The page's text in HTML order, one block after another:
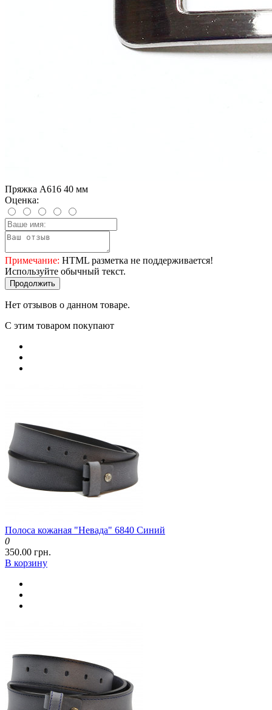
Пряжка A616 40 мм
Оценка:
Примечание: HTML разметка не поддерживается!
Используйте обычный текст.
Продолжить
Нет отзывов о данном товаре.
С этим товаром покупают
Полоса кожаная "Невада" 6840 Синий
0
350.00 грн.
В корзину